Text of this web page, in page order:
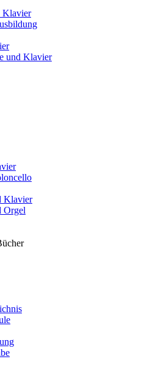
Klavier
und Klavier
Klavier
Orgel